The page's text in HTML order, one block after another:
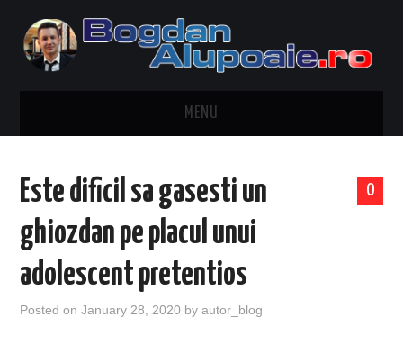
MENU
CONTACT
DESPRE BOGDAN ALUPOAIE
0
Este dificil sa gasesti un
ghiozdan pe placul unui
adolescent pretentios
Posted onJanuary 28, 2020 byautor_blog